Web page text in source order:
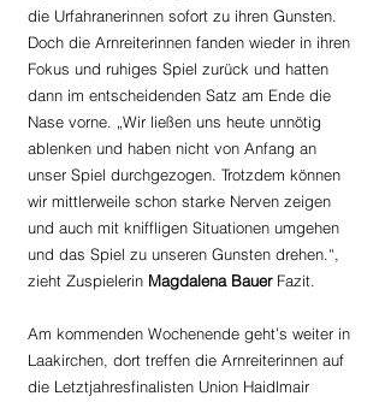
die Urfahranerinnen sofort zu ihren Gunsten.
Doch die Arnreiterinnen fanden wieder in ihren
Fokus und ruhiges Spiel zurück und hatten
dann im entscheidenden Satz am Ende die
Nase vorne. „Wir ließen uns heute unnötig
ablenken und haben nicht von Anfang an
unser Spiel durchgezogen. Trotzdem können
wir mittlerweile schon starke Nerven zeigen
und auch mit kniffligen Situationen umgehen
und das Spiel zu unseren Gunsten drehen.“,
zieht Zuspielerin Magdalena Bauer Fazit.
Am kommenden Wochenende geht’s weiter in
Laakirchen, dort treffen die Arnreiterinnen auf
die Letztjahresfinalisten Union Haidlmair